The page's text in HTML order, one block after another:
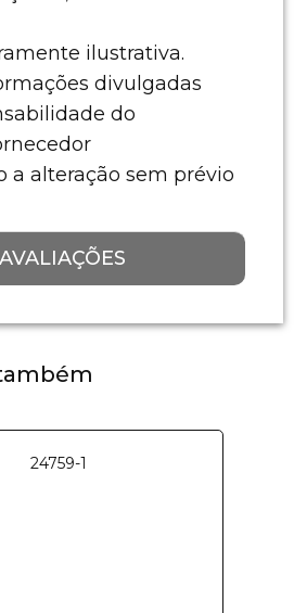
ilustrativa.
divulgadas
do
a alteração sem prévio
AVALIAÇÕES